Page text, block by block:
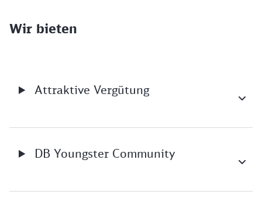
Wir bieten
Attraktive Vergütung
DB Youngster Community